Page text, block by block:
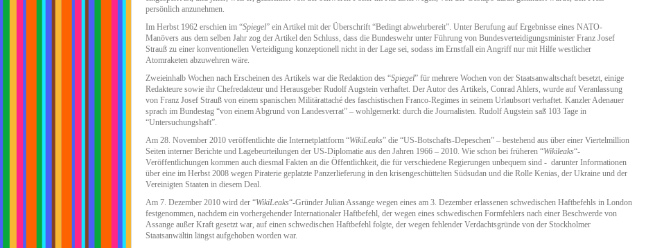
persönlich anzunehmen.
Im Herbst 1962 erschien im “Spiegel” ein Artikel mit der Überschrift “Bedingt abwehrbereit”. Unter Berufung auf Ergebnisse eines NATO-
Manövers aus dem selben Jahr zog der Artikel den Schluss, dass die Bundeswehr unter Führung von Bundesverteidigungsminister Franz Josef
Strauß zu einer konventionellen Verteidigung konzeptionell nicht in der Lage sei, sodass im Ernstfall ein Angriff nur mit Hilfe westlicher
Atomraketen abzuwehren wäre.
Zweieinhalb Wochen nach Erscheinen des Artikels war die Redaktion des “Spiegel” für mehrere Wochen von der Staatsanwaltschaft besetzt, einige
Redakteure sowie ihr Chefredakteur und Herausgeber Rudolf Augstein verhaftet. Der Autor des Artikels, Conrad Ahlers, wurde auf Veranlassung
von Franz Josef Strauß von einem spanischen Militärattaché des faschistischen Franco-Regimes in seinem Urlaubsort verhaftet. Kanzler Adenauer
sprach im Bundestag “von einem Abgrund von Landesverrat” – wohlgemerkt: durch die Journalisten. Rudolf Augstein saß 103 Tage in
“Untersuchungshaft”.
Am 28. November 2010 veröffentlichte die Internetplattform “WikiLeaks” die “US-Botschafts-Depeschen” – bestehend aus über einer Viertelmillion
Seiten interner Berichte und Lagebeurteilungen der US-Diplomatie aus den Jahren 1966 – 2010. Wie schon bei früheren “Wikileaks“-
Veröffentlichungen kommen auch diesmal Fakten an die Öffentlichkeit, die für verschiedene Regierungen unbequem sind - darunter Informationen
über eine im Herbst 2008 wegen Piraterie geplatzte Panzerlieferung in den krisengeschüttelten Südsudan und die Rolle Kenias, der Ukraine und der
Vereinigten Staaten in diesem Deal.
Am 7. Dezember 2010 wird der “WikiLeaks“-Gründer Julian Assange wegen eines am 3. Dezember erlassenen schwedischen Haftbefehls in London
festgenommen, nachdem ein vorhergehender Internationaler Haftbefehl, der wegen eines schwedischen Formfehlers nach einer Beschwerde von
Assange außer Kraft gesetzt war, auf einen schwedischen Haftbefehl folgte, der wegen fehlender Verdachtsgründe von der Stockholmer
Staatsanwältin längst aufgehoben worden war.